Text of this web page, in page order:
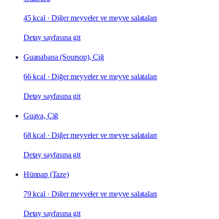
45 kcal ·Diğer meyveler ve meyve salataları
Detay sayfasına git
Guanabana (Soursop), Çiğ
66 kcal ·Diğer meyveler ve meyve salataları
Detay sayfasına git
Guava, Çiğ
68 kcal ·Diğer meyveler ve meyve salataları
Detay sayfasına git
Hünnap (Taze)
79 kcal ·Diğer meyveler ve meyve salataları
Detay sayfasına git